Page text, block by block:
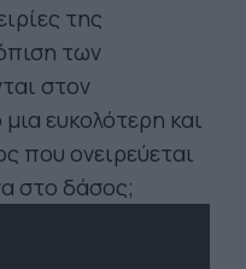
της
των
στον
ευκολότερη και
που ονειρεύεται
στο δάσος;